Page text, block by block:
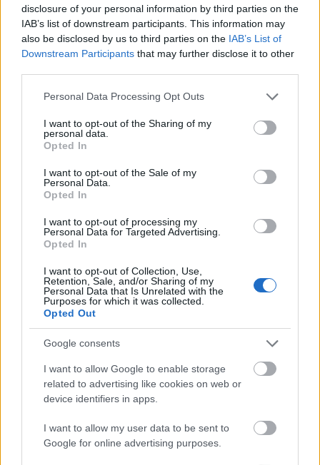
disclosure of your personal information by third parties on the
IAB’s list of downstream participants. This information may
also be disclosed by us to third parties on the IAB’s List of
Downstream Participants that may further disclose it to other
Please note that this website/app uses one or more Google
not limited to your visit or usage behaviour. You may click to
grant or deny consent to Google and its third-party tags to
use your data for below specified purposes in below Google
consent section.
Personal Data Processing Opt Outs
I want to opt-out of the Sharing of my
personal data.
Opted In
I want to opt-out of the Sale of my
Personal Data.
Opted In
I want to opt-out of processing my
Personal Data for Targeted Advertising.
Opted In
I want to opt-out of Collection, Use,
Retention, Sale, and/or Sharing of my
Personal Data that Is Unrelated with the
Purposes for which it was collected.
Opted Out
Google consents
I want to allow Google to enable storage
related to advertising like cookies on web or
device identifiers in apps.
I want to allow my user data to be sent to
Google for online advertising purposes.
Már egy ideje kapható a MOL-kutakon a Bëlga
Disco! című nagylemeze, jó olcsóért, ahogy ezeken a
helyeken szokás. A csapat tizedik albuma, ahogy ...
Frankie Knuckles: legenda és
példakép
Ő volt a house keresztapja
Kovács M. Norbert 2014. április 02.